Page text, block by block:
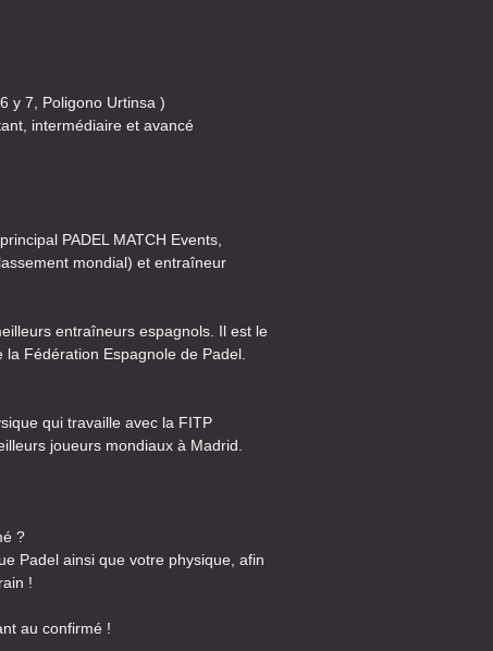
y 7, Poligono Urtinsa )
intermédiaire et avancé
PADEL MATCH Events,
mondial) et entraîneur
entraîneurs espagnols. Il est le
Fédération Espagnole de Padel.
qui travaille avec la FITP
joueurs mondiaux à Madrid.
?
Padel ainsi que votre physique, afin
!
au confirmé !